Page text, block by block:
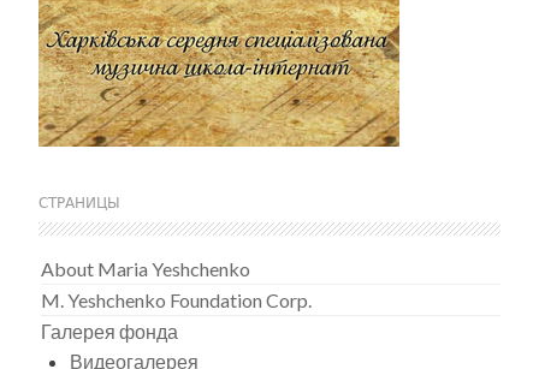
СТРАНИЦЫ
About Maria Yeshchenko
M. Yeshchenko Foundation Corp.
Галерея фонда
Видеогалерея